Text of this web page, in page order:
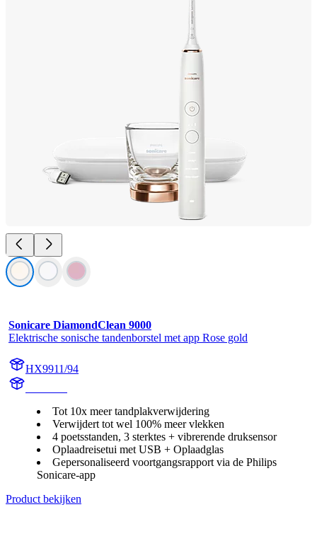
Sonicare DiamondClean 9000
Elektrische sonische tandenborstel met app Rose gold
HX9911/94
Tot 10x meer tandplakverwijdering
Verwijdert tot wel 100% meer vlekken
4 poetsstanden, 3 sterktes + vibrerende druksensor
Oplaadreisetui met USB + Oplaadglas
Gepersonaliseerd voortgangsrapport via de Philips
Sonicare-app
Product bekijken